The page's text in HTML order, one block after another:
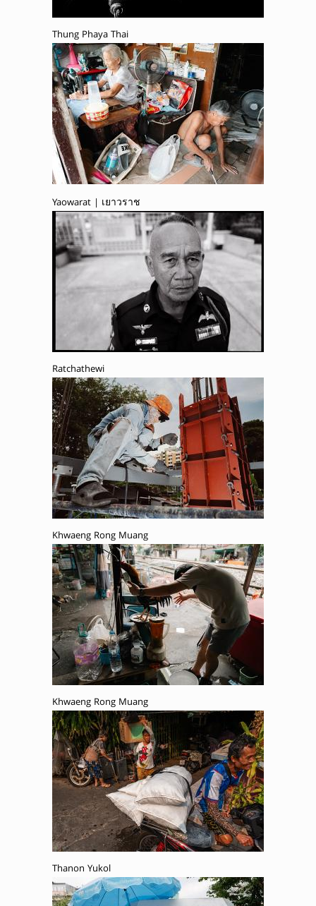
Thung Phaya Thai
Yaowarat | เยาวราช
Ratchathewi
Khwaeng Rong Muang
Khwaeng Rong Muang
Thanon Yukol